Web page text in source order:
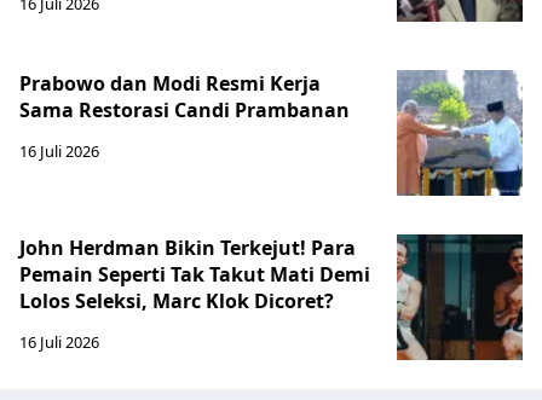
Prabowo dan Modi Resmi Kerja
Sama Restorasi Candi Prambanan
16 Juli 2026
John Herdman Bikin Terkejut! Para
Pemain Seperti Tak Takut Mati Demi
Lolos Seleksi, Marc Klok Dicoret?
16 Juli 2026